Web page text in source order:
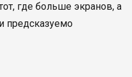
где больше экранов, а
предсказуемо